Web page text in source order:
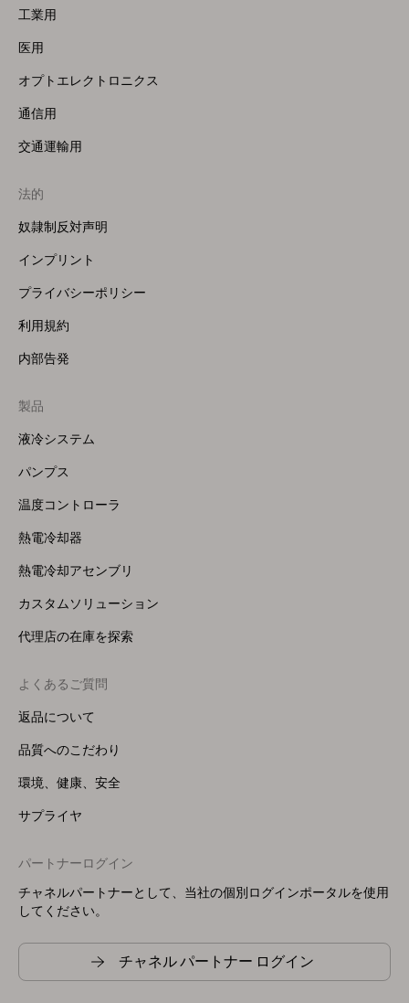
工業用
医用
オプトエレクトロニクス
通信用
交通運輸用
法的
奴隷制反対声明
インプリント
プライバシーポリシー
利用規約
内部告発
Footer
Menu
製品
液冷システム
パンプス
温度コントローラ
熱電冷却器
熱電冷却アセンブリ
カスタムソリューション
代理店の在庫を探索
よくあるご質問
返品について
品質へのこだわり
環境、健康、安全
サプライヤ
パートナーログイン
チャネルパートナーとして、当社の個別ログインポータルを使用
してください。
チャネル パートナー ログイン